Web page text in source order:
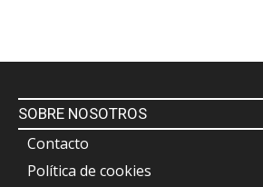
SOBRE NOSOTROS
Contacto
Política de cookies